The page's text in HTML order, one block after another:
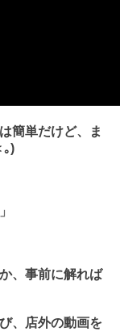
簡単だけど、ま
｡)
、事前に解れば
、店外の動画を